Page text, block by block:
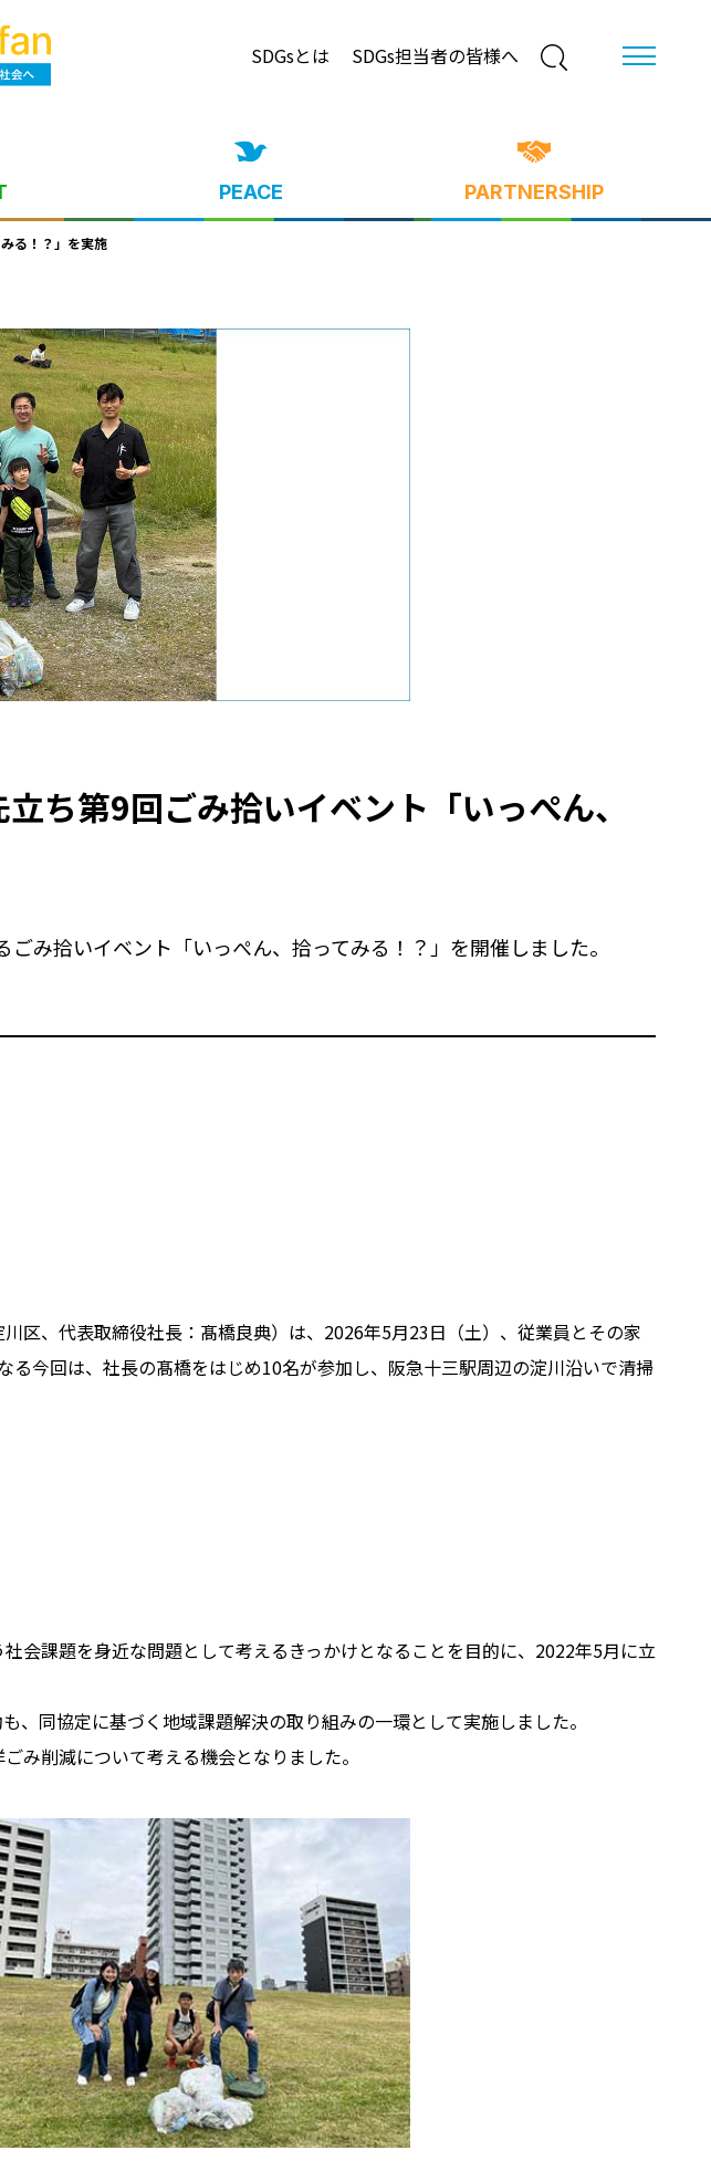
SDGsとは SDGs担当者の皆様へ
PEACE PARTNERSHIP
る！？」を実施
ち第9回ごみ拾いイベント「いっぺん、
み拾いイベント「いっぺん、拾ってみる！？」を開催しました。
区、代表取締役社長：髙橋良典）は、2026年5月23日（土）、従業員とその家
今回は、社長の髙橋をはじめ10名が参加し、阪急十三駅周辺の淀川沿いで清掃
会課題を身近な問題として考えるきっかけとなることを目的に、2022年5月に立
同協定に基づく地域課題解決の取り組みの一環として実施しました。
み削減について考える機会となりました。